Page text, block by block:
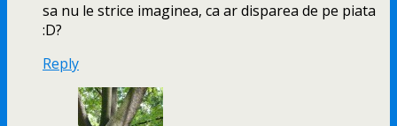
sa nu le strice imaginea, ca ar disparea de pe piata
:D?
Reply